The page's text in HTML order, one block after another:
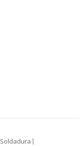
Soldadura